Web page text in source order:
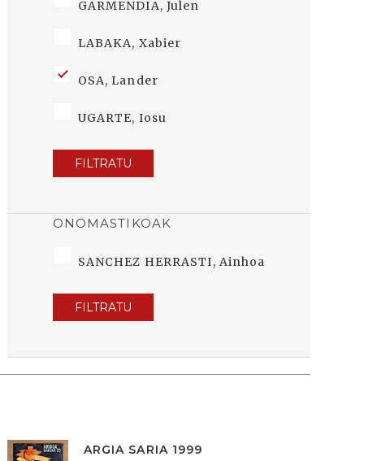
GARMENDIA, Julen
LABAKA, Xabier
OSA, Lander
UGARTE, Iosu
FILTRATU
ONOMASTIKOAK
SANCHEZ HERRASTI, Ainhoa
FILTRATU
ARGIA SARIA 1999